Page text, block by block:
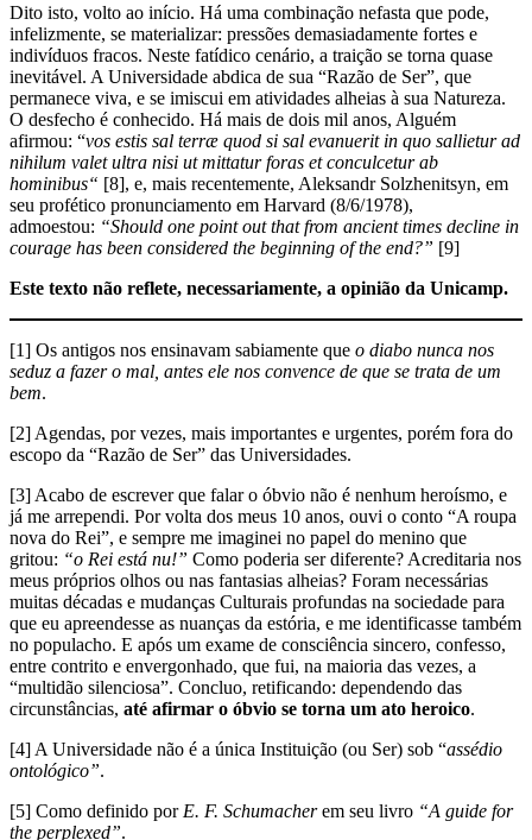
Dito isto, volto ao início. Há uma combinação nefasta que pode,
infelizmente, se materializar: pressões demasiadamente fortes e
indivíduos fracos. Neste fatídico cenário, a traição se torna quase
inevitável. A Universidade abdica de sua “Razão de Ser”, que
permanece viva, e se imiscui em atividades alheias à sua Natureza.
O desfecho é conhecido. Há mais de dois mil anos, Alguém
afirmou: “vos estis sal terræ quod si sal evanuerit in quo sallietur ad
nihilum valet ultra nisi ut mittatur foras et conculcetur ab
hominibus“ [8], e, mais recentemente, Aleksandr Solzhenitsyn, em
seu profético pronunciamento em Harvard (8/6/1978),
admoestou: “Should one point out that from ancient times decline in
courage has been considered the beginning of the end?” [9]
Este texto não reflete, necessariamente, a opinião da Unicamp.
[1] Os antigos nos ensinavam sabiamente que o diabo nunca nos
seduz a fazer o mal, antes ele nos convence de que se trata de um
bem.
[2] Agendas, por vezes, mais importantes e urgentes, porém fora do
escopo da “Razão de Ser” das Universidades.
[3] Acabo de escrever que falar o óbvio não é nenhum heroísmo, e
já me arrependi. Por volta dos meus 10 anos, ouvi o conto “A roupa
nova do Rei”, e sempre me imaginei no papel do menino que
gritou: “o Rei está nu!” Como poderia ser diferente? Acreditaria nos
meus próprios olhos ou nas fantasias alheias? Foram necessárias
muitas décadas e mudanças Culturais profundas na sociedade para
que eu apreendesse as nuanças da estória, e me identificasse também
no populacho. E após um exame de consciência sincero, confesso,
entre contrito e envergonhado, que fui, na maioria das vezes, a
“multidão silenciosa”. Concluo, retificando: dependendo das
circunstâncias, até afirmar o óbvio se torna um ato heroico.
[4] A Universidade não é a única Instituição (ou Ser) sob “assédio
ontológico”.
[5] Como definido por E. F. Schumacherem seu livro “A guide for
the perplexed”.